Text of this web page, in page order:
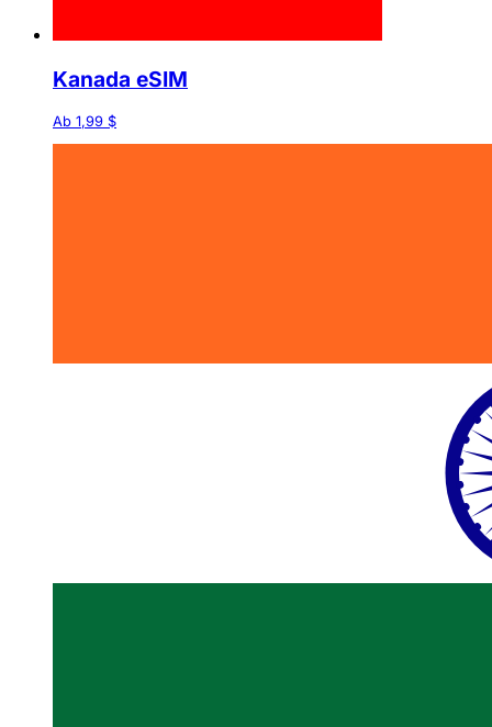
Kanada eSIM
Ab 1,99 $